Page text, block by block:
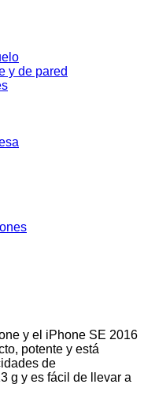
y de pared
y el iPhone SE 2016
potente y está
de
g y es fácil de llevar a